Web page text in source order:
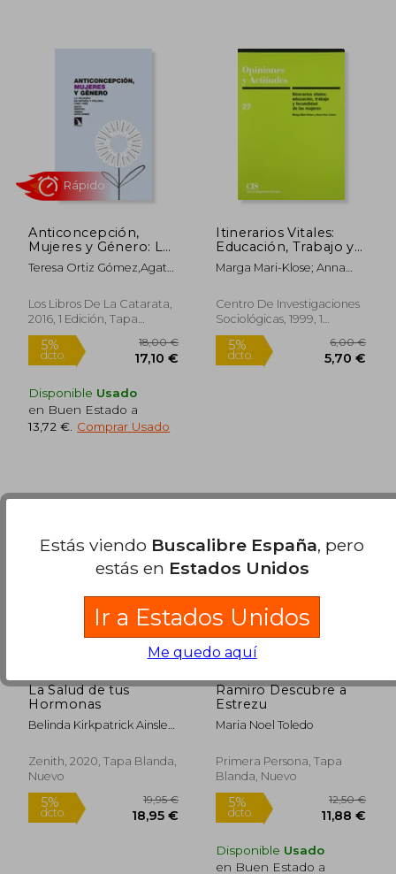
5% 14,00 € 5%
Anticoncepción,
Mujeres y Género: La
‘Píldora’ en España y
Polonia (1960-1980)
Teresa Ortiz Gómez,Agata
Los Libros De La Catarata,
2016, 1 Edición, Tapa
Blanda, Nuevo
18,00 €
17,10 €
Disponible Usado
en Buen Estado a
13,72 € Comprar Usado
Itinerarios Vitales:
Educación, Trabajo y
Fecundidad en las
Mujeres
Marga Mari-Klose; Anna
Centro De Investigaciones
Sociológicas, 1999, 1
Edición, Tapa Blanda,
Nuevo
5%
dcto.
La Salud de tus
Hormonas
Belinda Kirkpatrick Ainsley
Zenith, 2020, Tapa Blanda,
Nuevo
Ramiro Descubre a
Estrezu
Maria Noel Toledo
Primera Persona, Tapa
Blanda, Nuevo
Disponible Usado
en Buen Estado a
Estás viendo Buscalibre España, pero
estás en Estados Unidos
Ir a Estados Unidos
Me quedo aquí